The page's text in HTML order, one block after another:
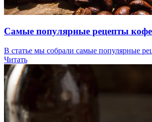
Самые популярные рецепты
В статье мы собрали самые популярные
Читать